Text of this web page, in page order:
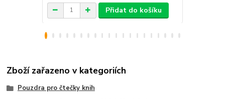
Přidat do košíku
Zboží zařazeno v kategoriích
Pouzdra pro čtečky knih